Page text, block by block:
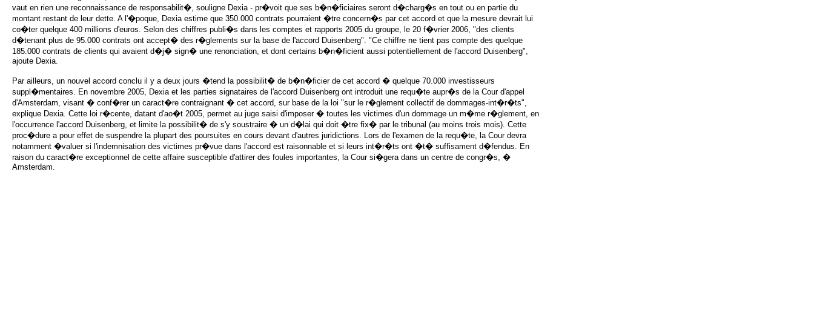
vaut en rien une reconnaissance de responsabilit�, souligne Dexia - pr�voit que ses b�n�ficiaires seront d�charg�s en tout ou en partie du
montant restant de leur dette. A l'�poque, Dexia estime que 350.000 contrats pourraient �tre concern�s par cet accord et que la mesure devrait lui
co�ter quelque 400 millions d'euros. Selon des chiffres publi�s dans les comptes et rapports 2005 du groupe, le 20 f�vrier 2006, "des clients
d�tenant plus de 95.000 contrats ont accept� des r�glements sur la base de l'accord Duisenberg". "Ce chiffre ne tient pas compte des quelque
185.000 contrats de clients qui avaient d�j� sign� une renonciation, et dont certains b�n�ficient aussi potentiellement de l'accord Duisenberg",
ajoute Dexia.
Par ailleurs, un nouvel accord conclu il y a deux jours �tend la possibilit� de b�n�ficier de cet accord � quelque 70.000 investisseurs
suppl�mentaires. En novembre 2005, Dexia et les parties signataires de l'accord Duisenberg ont introduit une requ�te aupr�s de la Cour d'appel
d'Amsterdam, visant � conf�rer un caract�re contraignant � cet accord, sur base de la loi "sur le r�glement collectif de dommages-int�r�ts",
explique Dexia. Cette loi r�cente, datant d'ao�t 2005, permet au juge saisi d'imposer � toutes les victimes d'un dommage un m�me r�glement, en
l'occurrence l'accord Duisenberg, et limite la possibilit� de s'y soustraire � un d�lai qui doit �tre fix� par le tribunal (au moins trois mois). Cette
proc�dure a pour effet de suspendre la plupart des poursuites en cours devant d'autres juridictions. Lors de l'examen de la requ�te, la Cour devra
notamment �valuer si l'indemnisation des victimes pr�vue dans l'accord est raisonnable et si leurs int�r�ts ont �t� suffisament d�fendus. En
raison du caract�re exceptionnel de cette affaire susceptible d'attirer des foules importantes, la Cour si�gera dans un centre de congr�s, �
Amsterdam.